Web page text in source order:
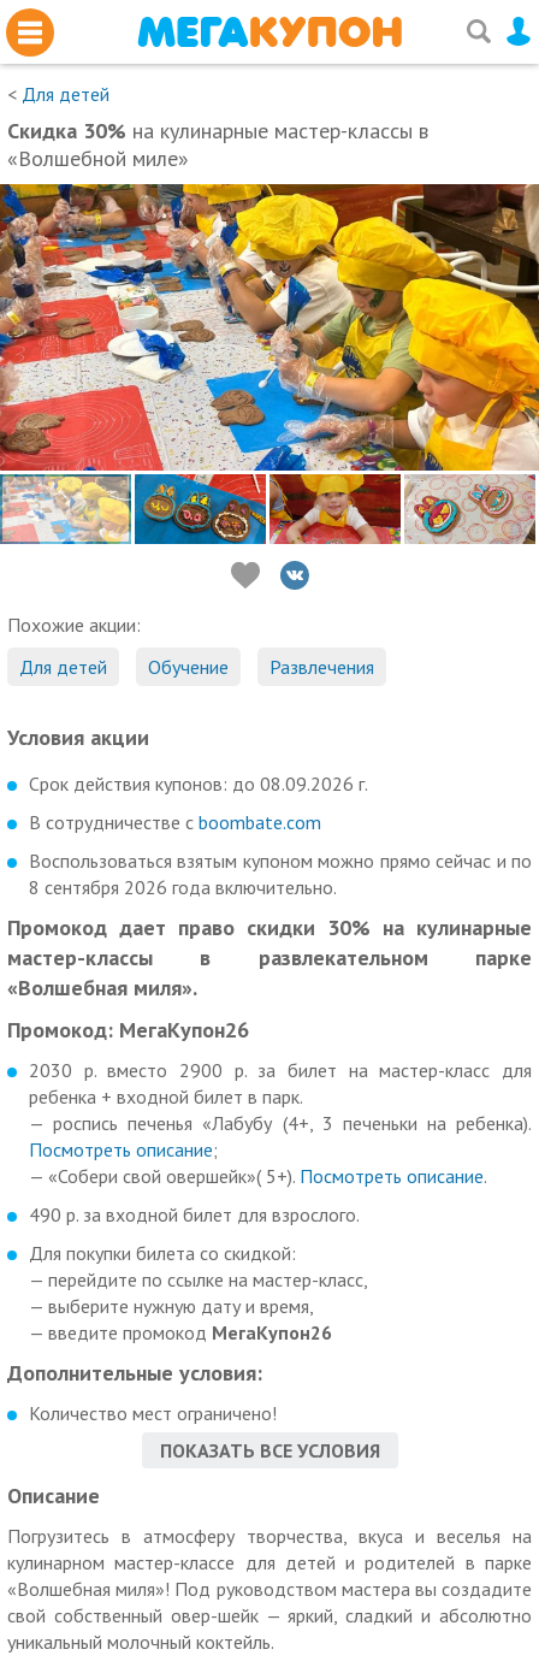
< Для детей
Скидка 30% на кулинарные мастер-классы в
«Волшебной миле»
Похожие акции:
Для детей
Обучение Развлечения
Условия акции
Срок действия купонов: до 08.09.2026 г.
В сотрудничестве с boombate.com
Воспользоваться взятым купоном можно прямо сейчас и по
8 сентября 2026 года включительно.
Промокод дает право скидки 30% на кулинарные
мастер-классы в развлекательном парке
«Волшебная миля».
Промокод: МегаКупон26
2030 р. вместо 2900 р. за билет на мастер-класс для
ребенка + входной билет в парк.
— роспись печенья «Лабубу (4+, 3 печеньки на ребенка).
Посмотреть описание;
— «Собери свой овершейк»( 5+). Посмотреть описание.
490 р. за входной билет для взрослого.
Для покупки билета со скидкой:
— перейдите по ссылке на мастер-класс,
— выберите нужную дату и время,
— введите промокод МегаКупон26
Дополнительные условия:
Количество мест ограничено!
До и после кулинарного мастер-класса можно находиться в
мероприятиях, проводимых в открытых пространствах
парка, пользоваться всеми аттракционами, посещать
сферический кинотеатр, ловить рыбу на озере, найти выход
из зеркального лабиринта, покататься на огромной горке и
многое другое.
Дополнительная информация по телефону.
ПОКАЗАТЬ ВСЕ УСЛОВИЯ
Описание
Погрузитесь в атмосферу творчества, вкуса и веселья на
кулинарном мастер-классе для детей и родителей в парке
«Волшебная миля»! Под руководством мастера вы создадите
свой собственный овер-шейк — яркий, сладкий и абсолютно
уникальный молочный коктейль.